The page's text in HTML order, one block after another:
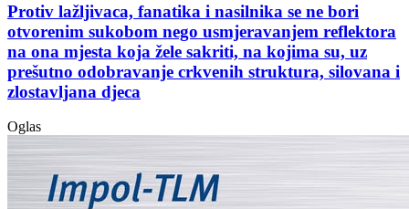
Protiv lažljivaca, fanatika i nasilnika se ne bori
otvorenim sukobom nego usmjeravanjem reflektora
na ona mjesta koja žele sakriti, na kojima su, uz
prešutno odobravanje crkvenih struktura, silovana i
zlostavljana djeca
Oglas